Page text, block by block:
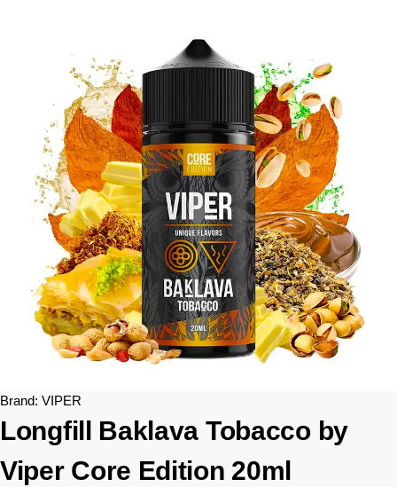
Brand: VIPER
Longfill Baklava Tobacco by
Viper Core Edition 20ml